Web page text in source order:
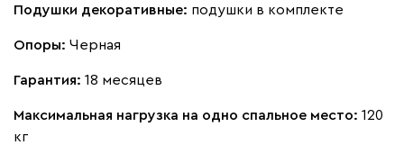
Терра
Подушки декоративные: подушки в комплекте
Опоры: Черная
Гарантия: 18 месяцев
Максимальная нагрузка на одно спальное место: 120
кг